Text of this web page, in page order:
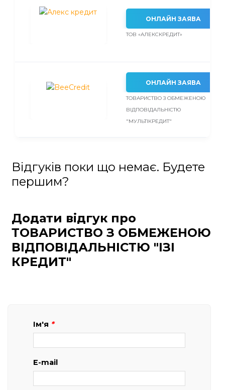
ОНЛАЙН ЗАЯВА
ТОВ «АЛЕКСКРЕДИТ»
ОНЛАЙН ЗАЯВА
ТОВАРИСТВО З ОБМЕЖЕНОЮ
ВІДПОВІДАЛЬНІСТЮ
"МУЛЬТІКРЕДИТ"
Відгуків поки що немає. Будете
першим?
Додати відгук про
ТОВАРИСТВО З ОБМЕЖЕНОЮ
ВІДПОВІДАЛЬНІСТЮ "ІЗІ
КРЕДИТ"
Ім'я *
E-mail